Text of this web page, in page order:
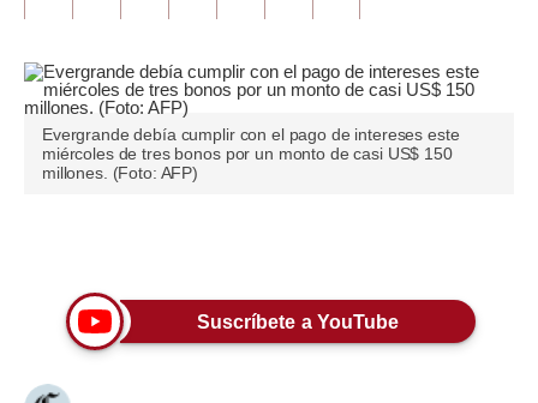
Opinión
Editorial
Tendencias
Lujo
Viajes
Evergrande debía cumplir con el pago de intereses este
miércoles de tres bonos por un monto de casi US$ 150
millones. (Foto: AFP)
Suscríbete a YouTube